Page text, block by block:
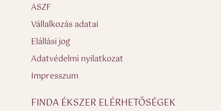
ASZF
Vállalkozás adatai
Elállási jog
Adatvédelmi nyilatkozat
Impresszum
FINDA ÉKSZER ELÉRHETŐSÉGEK